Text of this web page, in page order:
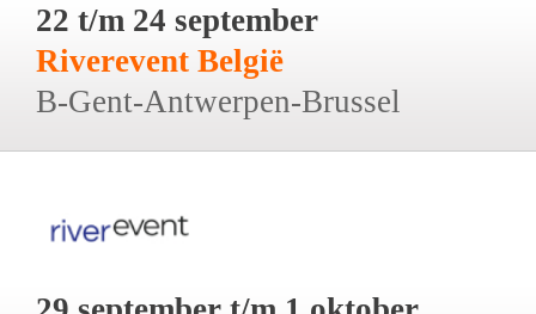
22 t/m 24 september
Riverevent België
B-Gent-Antwerpen-Brussel